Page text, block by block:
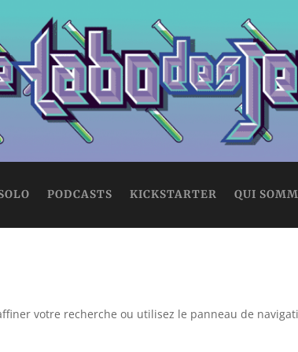
PODCASTS KICKSTARTER QUI
votre recherche ou utilisez le panneau de